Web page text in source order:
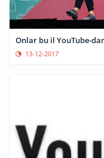
Onlar bu il YouTube-
13-12-2017